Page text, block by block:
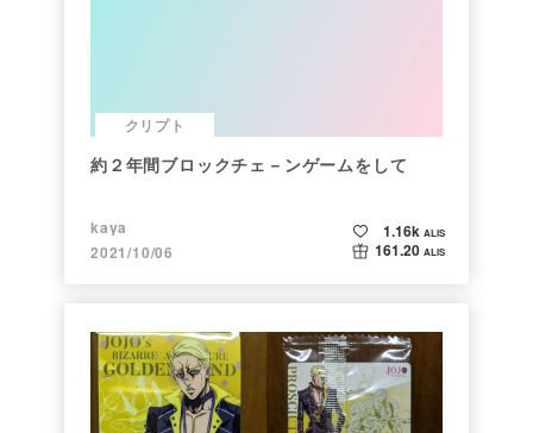
クリプト
約２年間ブロックチェ－ンゲームをして
kaya
2021/10/06
1.16k ALIS
161.20 ALIS